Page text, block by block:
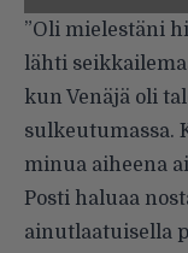
”Oli mielestäni
lähti
kun Venäjä oli
sulkeutumassa.
minua aiheena
Posti haluaa
ainutlaatuisella